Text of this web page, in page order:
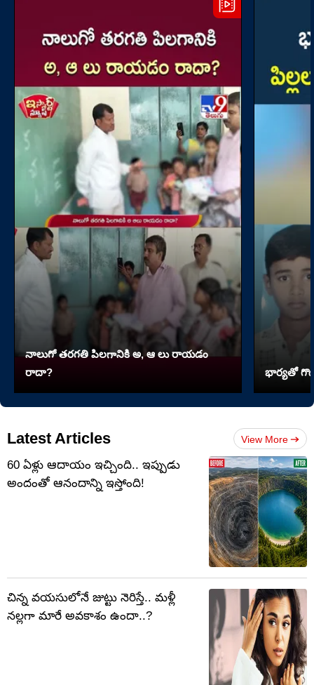
నాలుగో త‌ర‌గతి పిలగానికి అ, ఆ లు రాయ‌డం
రాదా?
భార్యతో
Latest Articles View More
60 ఏళ్లు ఆదాయం ఇచ్చింది.. ఇప్పుడు
అందంతో ఆనందాన్ని ఇస్తోంది!
చిన్న వయసులోనే జుట్టు నెరిస్తే.. మళ్లీ
నల్లగా మారే అవకాశం ఉందా..?